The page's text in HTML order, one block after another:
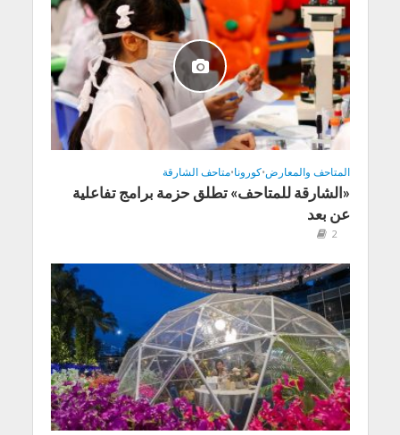
المتاحف والمعارض•كورونا•متاحف الشارقة
«الشارقة للمتاحف» تطلق حزمة برامج تفاعلية
عن بعد
2